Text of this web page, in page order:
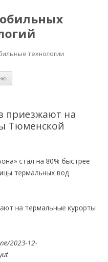
технологии
приезжают на
Тюменской
стал на 80% быстрее
термальных вод
на термальные курорты
2023-12-